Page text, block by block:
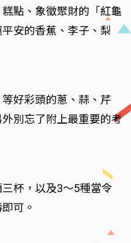
點、象徵聚財的「紅龜
安的香蕉、李子、梨
好彩頭的蔥、蒜、芹
別忘了附上最重要的考
杯，以及3～5種當令
可。